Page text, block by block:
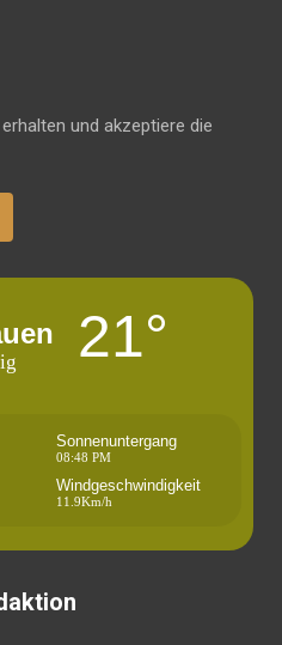
und akzeptiere die
21°
Sonnenuntergang
08:48 PM
Windgeschwindigkeit
11.9Km/h